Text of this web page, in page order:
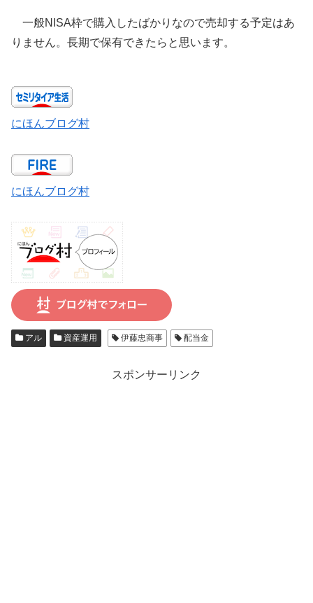
一般NISA枠で購入したばかりなので売却する予定はあ
りません。長期で保有できたらと思います。
にほんブログ村
にほんブログ村
アル 資産運用 伊藤忠商事 配当金
スポンサーリンク